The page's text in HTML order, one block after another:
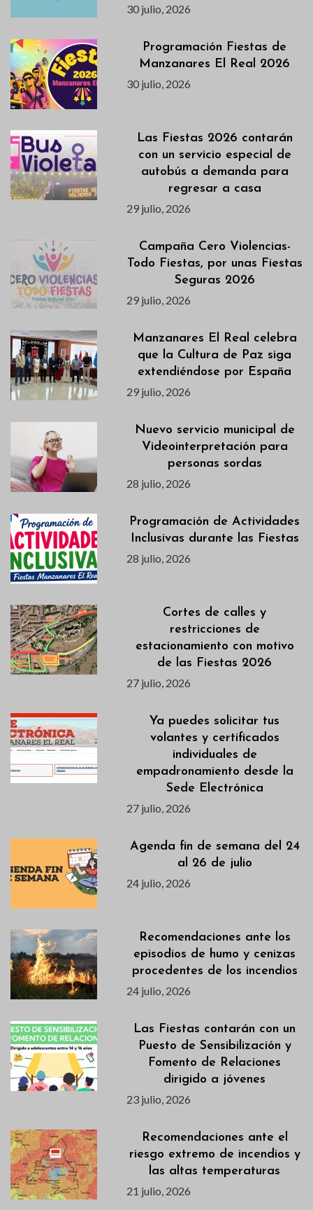
30 julio, 2026
Programación Fiestas de
Manzanares El Real 2026
30 julio, 2026
Las Fiestas 2026 contarán
con un servicio especial de
autobús a demanda para
regresar a casa
29 julio, 2026
Campaña Cero Violencias-
Todo Fiestas, por unas Fiestas
Seguras 2026
29 julio, 2026
Manzanares El Real celebra
que la Cultura de Paz siga
extendiéndose por España
29 julio, 2026
Nuevo servicio municipal de
Videointerpretación para
personas sordas
28 julio, 2026
Programación de Actividades
Inclusivas durante las Fiestas
28 julio, 2026
Cortes de calles y
restricciones de
estacionamiento con motivo
de las Fiestas 2026
27 julio, 2026
Ya puedes solicitar tus
volantes y certificados
individuales de
empadronamiento desde la
Sede Electrónica
27 julio, 2026
Agenda fin de semana del 24
al 26 de julio
24 julio, 2026
Recomendaciones ante los
episodios de humo y cenizas
procedentes de los incendios
24 julio, 2026
Las Fiestas contarán con un
Puesto de Sensibilización y
Fomento de Relaciones
dirigido a jóvenes
23 julio, 2026
Recomendaciones ante el
riesgo extremo de incendios y
las altas temperaturas
21 julio, 2026